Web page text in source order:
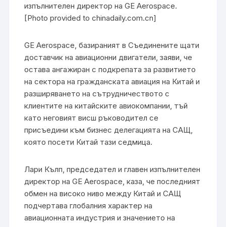
изпълнителен директор на GE Aerospace.
[Photo provided to chinadaily.com.cn]
GE Aerospace, базираният в Съединените щати
доставчик на авиационни двигатели, заяви, че
остава ангажиран с подкрепата за развитието
на сектора на гражданската авиация на Китай и
разширяването на сътрудничеството с
клиентите на китайските авиокомпании, тъй
като неговият висш ръководител се
присъедини към бизнес делегацията на САЩ,
която посети Китай тази седмица.
Лари Кълп, председател и главен изпълнителен
директор на GE Aerospace, каза, че последният
обмен на високо ниво между Китай и САЩ
подчертава глобалния характер на
авиационната индустрия и значението на